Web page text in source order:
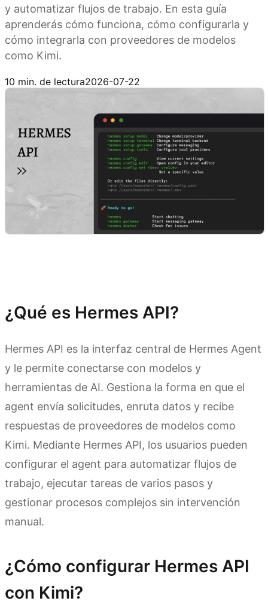
y automatizar flujos de trabajo. En esta guía
aprenderás cómo funciona, cómo configurarla y
cómo integrarla con proveedores de modelos
como Kimi.
10 min. de lectura2026-07-22
¿Qué es Hermes API?
Hermes API es la interfaz central de Hermes Agent
y le permite conectarse con modelos y
herramientas de AI. Gestiona la forma en que el
agent envía solicitudes, enruta datos y recibe
respuestas de proveedores de modelos como
Kimi. Mediante Hermes API, los usuarios pueden
configurar el agent para automatizar flujos de
trabajo, ejecutar tareas de varios pasos y
gestionar procesos complejos sin intervención
manual.
¿Cómo configurar Hermes API
con Kimi?